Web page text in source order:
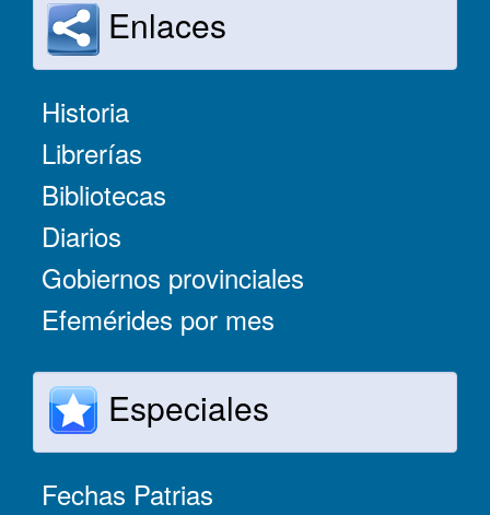
Enlaces
Historia
Librerías
Bibliotecas
Diarios
Gobiernos provinciales
Efemérides por mes
Especiales
Fechas Patrias